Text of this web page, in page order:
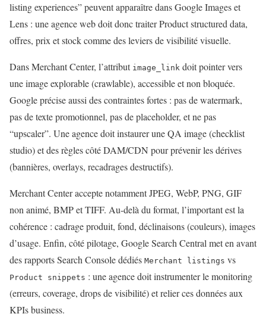
listing experiences” peuvent apparaître dans Google Images et
Lens : une agence web doit donc traiter Product structured data,
offres, prix et stock comme des leviers de visibilité visuelle.
Dans Merchant Center, l’attribut image_link doit pointer vers
une image explorable (crawlable), accessible et non bloquée.
Google précise aussi des contraintes fortes : pas de watermark,
pas de texte promotionnel, pas de placeholder, et ne pas
“upscaler”. Une agence doit instaurer une QA image (checklist
studio) et des règles côté DAM/CDN pour prévenir les dérives
(bannières, overlays, recadrages destructifs).
Merchant Center accepte notamment JPEG, WebP, PNG, GIF
non animé, BMP et TIFF. Au-delà du format, l’important est la
cohérence : cadrage produit, fond, déclinaisons (couleurs), images
d’usage. Enfin, côté pilotage, Google Search Central met en avant
des rapports Search Console dédiés Merchant listings vs
Product snippets : une agence doit instrumenter le monitoring
(erreurs, coverage, drops de visibilité) et relier ces données aux
KPIs business.